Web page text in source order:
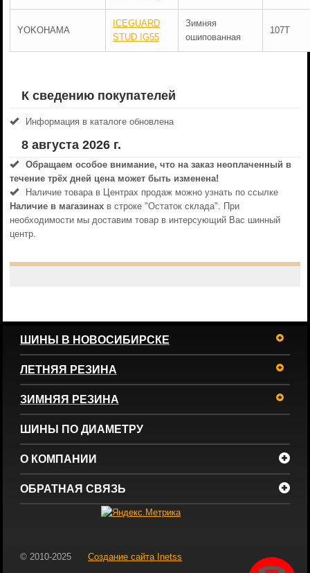
YOKOHAMA
ICEGUARD
STUD IG55
Зимняя
ошипованная
107T
К сведению покупателей
Информация в каталоге обновлена
8 августа 2026 г.
Обращаем особое внимание, что на заказ неоплаченный в
течениe трёх дней цена может быть изменена!
Наличие товара в Центрах продаж можно узнать по ссылке
Наличие в магазинахв строке "Остаток склада". При
необходимости мы доставим товар в интерсующий Вас шинный
центр.
ШИНЫ В НОВОСИБИРСКЕ
ЛЕТНЯЯ РЕЗИНА
ЗИМНЯЯ РЕЗИНА
ШИНЫ ПО ДИАМЕТРУ
О КОМПАНИИ
ОБРАТНАЯ СВЯЗЬ
© 2010-2025 Создание сайта Inetss